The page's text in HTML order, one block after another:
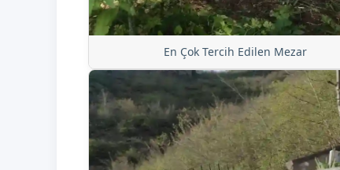
En Çok Tercih Edilen Mezar